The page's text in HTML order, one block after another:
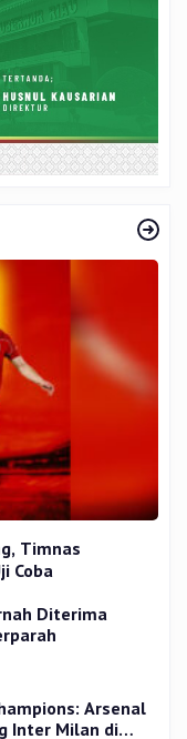
Timnas
Coba
Diterima
Arsenal
Inter Milan di